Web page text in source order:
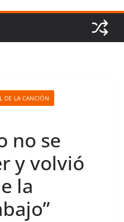
DE LA CANCIÓN
no se
y volvió
la